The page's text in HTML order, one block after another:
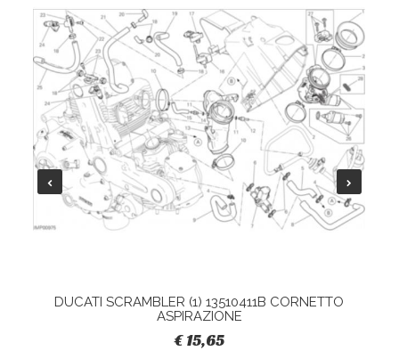
DUCATI SCRAMBLER (1) 13510411B CORNETTO
ASPIRAZIONE
€ 15,65